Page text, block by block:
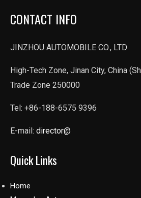
CONTACT INFO
JINZHOU AUTOMOBILE CO., LTD
High-Tech Zone, Jinan City, China
Trade Zone 250000
Tel: +86-188-6575 9396
E-mail: director@
Quick Links
Home